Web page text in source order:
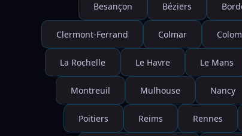
Besançon Béziers
Clermont-Ferrand Colmar
La Rochelle Le Havre Le Mans
Montreuil Mulhouse Nancy
Poitiers Reims Rennes